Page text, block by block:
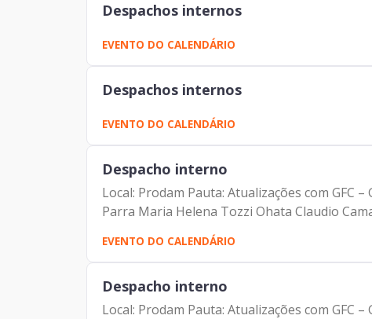
Despachos internos
EVENTO DO CALENDÁRIO
Despachos internos
EVENTO DO CALENDÁRIO
Despacho interno
Local: Prodam Pauta: Atualizações com GFC
Parra Maria Helena Tozzi Ohata Claudio
EVENTO DO CALENDÁRIO
Despacho interno
Local: Prodam Pauta: Atualizações com GFC